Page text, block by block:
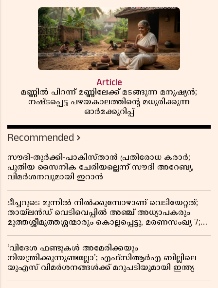
Article
മണ്ണിൽ പിറന്ന് മണ്ണിലേക്ക് മടങ്ങുന്ന മനുഷ്യൻ;
നഷ്ടപ്പെട്ട പഴയകാലത്തിൻ്റെ മധുരിക്കുന്ന
ഓർമക്കുറിപ്പ്
Recommended
സൗദി-തുർക്കി-പാകിസ്താൻ പ്രതിരോധ കരാർ;
പുതിയ സൈനിക ചേരിയല്ലെന്ന് സൗദി അറേബ്യ,
വിമർശനവുമായി ഇറാൻ
ടീച്ചറുടെ മുന്നിൽ നിൽക്കുമ്പോഴാണ് വെടിയേറ്റത്;
തായ്‌ലൻഡ് വെടിവെപ്പിൽ അഞ്ച് അധ്യാപകരും
മുത്തശ്ശീമുത്തശ്ശന്മാരും കൊല്ലപ്പെട്ടു, മരണസംഖ്യ 7;
‘വിദേശ ഫണ്ടുകൾ അമേരിക്കയും
നിയന്ത്രിക്കുന്നുണ്ടല്ലോ’; എഫ്സിആർഎ ബില്ലിലെ
യുഎസ് വിമർശനങ്ങൾക്ക് മറുപടിയുമായി ഇന്ത്യ